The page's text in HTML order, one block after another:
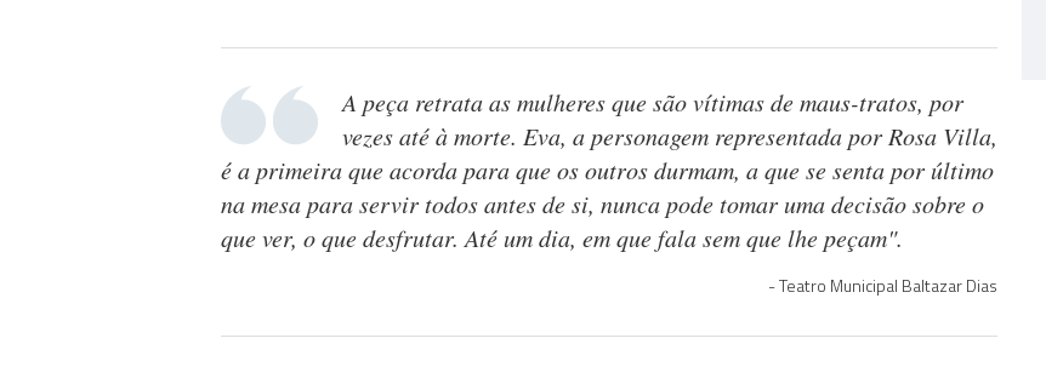
A peça retrata as mulheres que são vítimas de maus-tratos, por
vezes até à morte. Eva, a personagem representada por Rosa Villa,
é a primeira que acorda para que os outros durmam, a que se senta por último
na mesa para servir todos antes de si, nunca pode tomar uma decisão sobre o
que ver, o que desfrutar. Até um dia, em que fala sem que lhe peçam".
Teatro Municipal Baltazar Dias